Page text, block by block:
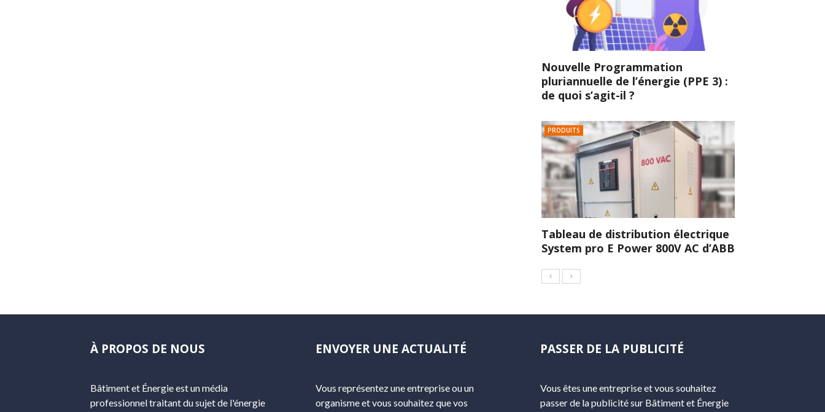
Nouvelle Programmation
pluriannuelle de l’énergie (PPE 3) :
de quoi s’agit-il ?
PRODUITS
Tableau de distribution électrique
System pro E Power 800V AC d’ABB
À PROPOS DE NOUS
Bâtiment et Énergie est un média
professionnel traitant du sujet de l'énergie
ENVOYER UNE ACTUALITÉ
Vous représentez une entreprise ou un
organisme et vous souhaitez que vos
PASSER DE LA PUBLICITÉ
Vous êtes une entreprise et vous souhaitez
passer de la publicité sur Bâtiment et Énergie